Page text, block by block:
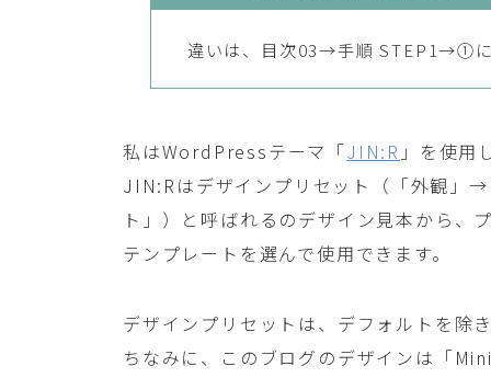
違いは、目次03→手順 STEP1→①
私はWordPressテーマ「JIN:R 」を使用
JIN:Rはデザインプリセット（「外観」
ト」）と呼ばれるのデザイン見本から、
テンプレートを選んで使用できます。
デザインプリセットは、デフォルトを除
ちなみに、このブログのデザインは「